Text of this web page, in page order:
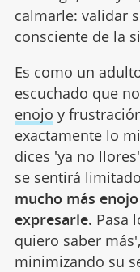
calmarle: validar
consciente de la
Es como un
escuchado que
enojo y
exactamente lo
dices 'ya no
se sentirá
mucho más
expresarle. Pasa
quiero saber
minimizando su